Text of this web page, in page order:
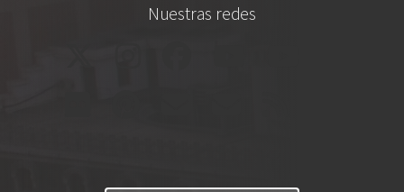
Nuestras redes